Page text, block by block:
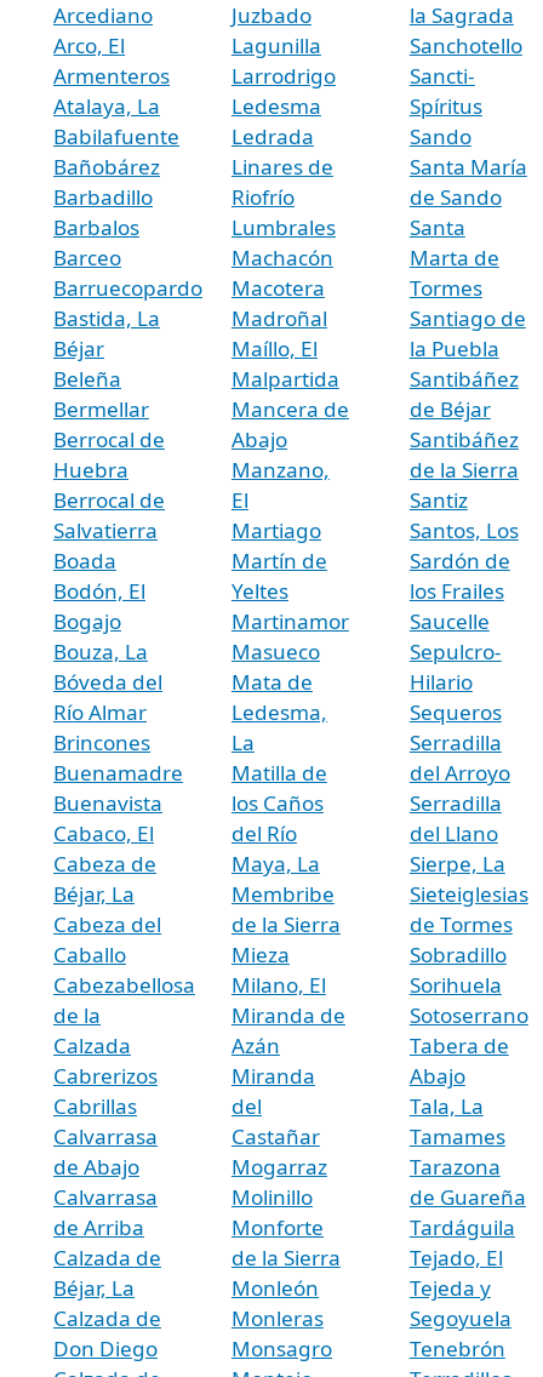
Arcediano
Arco, El
Armenteros
Atalaya, La
Babilafuente
Bañobárez
Barbadillo
Barbalos
Barceo
Barruecopardo
Bastida, La
Béjar
Beleña
Bermellar
Berrocal de
Huebra
Berrocal de
Salvatierra
Boada
Bodón, El
Bogajo
Bouza, La
Bóveda del
Río Almar
Brincones
Buenamadre
Buenavista
Cabaco, El
Cabeza de
Béjar, La
Cabeza del
Caballo
Cabezabellosa
de la
Calzada
Cabrerizos
Cabrillas
Calvarrasa
de Abajo
Calvarrasa
de Arriba
Calzada de
Béjar, La
Calzada de
Don Diego
Juzbado
Lagunilla
Larrodrigo
Ledesma
Ledrada
Linares de
Riofrío
Lumbrales
Machacón
Macotera
Madroñal
Maíllo, El
Malpartida
Mancera de
Abajo
Manzano,
El
Martiago
Martín de
Yeltes
Martinamor
Masueco
Mata de
Ledesma,
La
Matilla de
los Caños
del Río
Maya, La
Membribe
de la Sierra
Mieza
Milano, El
Miranda de
Azán
Miranda
del
Castañar
Mogarraz
Molinillo
Monforte
de la Sierra
Monleón
Monleras
Monsagro
la Sagrada
Sanchotello
Sancti-
Spíritus
Sando
Santa María
de Sando
Santa
Marta de
Tormes
Santiago de
la Puebla
Santibáñez
de Béjar
Santibáñez
de la Sierra
Santiz
Santos, Los
Sardón de
los Frailes
Saucelle
Sepulcro-
Hilario
Sequeros
Serradilla
del Arroyo
Serradilla
del Llano
Sierpe, La
Sieteiglesias
de Tormes
Sobradillo
Sorihuela
Sotoserrano
Tabera de
Abajo
Tala, La
Tamames
Tarazona
de Guareña
Tardáguila
Tejado, El
Tejeda y
Segoyuela
Tenebrón